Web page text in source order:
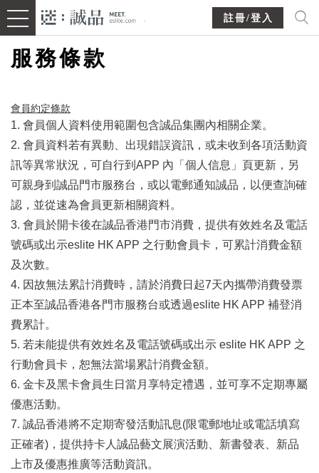
註冊/登入
服務條款
會員約定條款​
1. 會員個人資料使用範圍包含誠品集團內相關企業。
2. 會員資料若有異動、出現錯誤資訊，或未收到各項活動資
訊等異常狀況，可自行到APP 內「個人信息」頁更新，另
可親身到誠品門市服務台，或以電郵通知誠品，以便查詢確
認，並從速為會員更新相關資料。
3. 會員於開卡後在誠品香港門市消費，提供有效姓名及電話
號碼或出示eslite HK APP 之行動會員卡，可累計消費金額
及次數。
4. 因故無法累計消費時，請於消費日起7天內攜帶消費發票
正本至誠品香港各門市服務台或透過eslite HK APP 補登消
費累計。
5. 若未能提供有效姓名及電話號碼或出示 eslite HK APP 之
行動會員卡，恕無法當場累計消費金額。
6. 金卡及黑卡會員生日當月享特定禮遇，並可享不定期專屬
優惠活動。
7. 誠品香港將不定期寄發活動訊息(限電郵地址或電話填寫
正確者)，提供持卡人誠品藝文展演活動、新書發表、新品
上市及優惠推廣等活動資訊。